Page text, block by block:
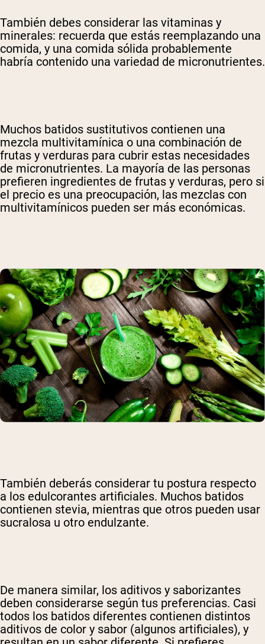
También debes considerar las vitaminas y
minerales: recuerda que estás reemplazando una
comida, y una comida sólida probablemente
habría contenido una variedad de micronutrientes.
Muchos batidos sustitutivos contienen una
mezcla multivitamínica o una combinación de
frutas y verduras para cubrir estas necesidades
de micronutrientes. La mayoría de las personas
prefieren ingredientes de frutas y verduras, pero si
el precio es una preocupación, las mezclas con
multivitamínicos pueden ser más económicas.
También deberás considerar tu postura respecto
a los edulcorantes artificiales. Muchos batidos
contienen stevia, mientras que otros pueden usar
sucralosa u otro endulzante.
De manera similar, los aditivos y saborizantes
deben considerarse según tus preferencias. Casi
todos los batidos diferentes contienen distintos
aditivos de color y sabor (algunos artificiales), y